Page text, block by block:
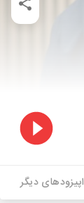
اپیزودهای دیگر